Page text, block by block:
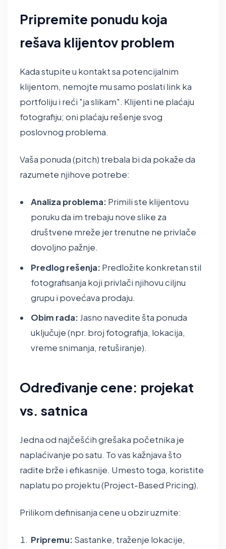
Pripremite ponudu koja
rešava klijentov problem
Kada stupite u kontakt sa potencijalnim
klijentom, nemojte mu samo poslati link ka
portfoliju i reći "ja slikam". Klijenti ne plaćaju
fotografiju; oni plaćaju rešenje svog
poslovnog problema.
Vaša ponuda (pitch) trebala bi da pokaže da
razumete njihove potrebe:
Analiza problema: Primili ste klijentovu
poruku da im trebaju nove slike za
društvene mreže jer trenutne ne privlače
dovoljno pažnje.
Predlog rešenja: Predložite konkretan stil
fotografisanja koji privlači njihovu ciljnu
grupu i povećava prodaju.
Obim rada: Jasno navedite šta ponuda
uključuje (npr. broj fotografija, lokacija,
vreme snimanja, retuširanje).
Određivanje cene: projekat
vs. satnica
Jedna od najčešćih grešaka početnika je
naplaćivanje po satu. To vas kažnjava što
radite brže i efikasnije. Umesto toga, koristite
naplatu po projektu (Project-Based Pricing).
Prilikom definisanja cene u obzir uzmite:
Pripremu: Sastanke, traženje lokacije,